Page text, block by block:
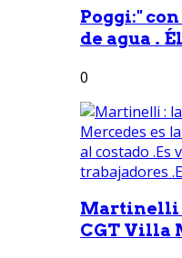
Poggi:"
de agua .
0
Martinelli
CGT Villa